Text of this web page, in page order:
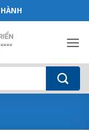
Wifi